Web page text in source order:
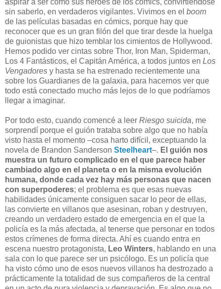
sin saberlo, en verdaderos vigilantes. Vivimos en el boom
de las películas basadas en cómics, porque hay que
reconocer que es un gran filón del que tirar desde la huelga
de guionistas que hizo temblar los cimientos de Hollywood.
Hemos podido ver cintas sobre Thor, Iron Man, Spiderman,
Los 4 Fantásticos, el Capitán América, a todos juntos en Los
Vengadores y hasta se ha estrenado recientemente una
sobre los Guardianes de la galaxia, para hacernos ver que
todo está conectado mucho más lejos de lo que podríamos
llegar a imaginar.
Por todo esto, cuando comencé a leer Riesgo suicida, me
sorprendí porque el guión trataba sobre algo que no había
visto hasta el momento –cosa harto difícil, exceptuando la
novela de Brandon Sanderson Steelheart–. El guión nos
muestra un futuro complicado en el que parece haber
cambiado algo en el planeta o en la misma evolución
humana, donde cada vez hay más personas que nacen
con superpoderes; el problema es que esas nuevas
habilidades únicamente consiguen sacar lo peor de ellas,
las convierte en villanos que asesinan, roban y destruyen,
creando un verdadero estado de emergencia en el que la
policía es la más afectada, al tenerse que personar en todos
estos crímenes de forma directa. Ahí es cuando entra en
escena nuestro protagonista, Leo Winters, hablando en una
sala con lo que parece ser un psicólogo. Es un policía que
ha visto cómo uno de esos nuevos villanos ha destrozado a
prácticamente la totalidad de sus compañeros de la central